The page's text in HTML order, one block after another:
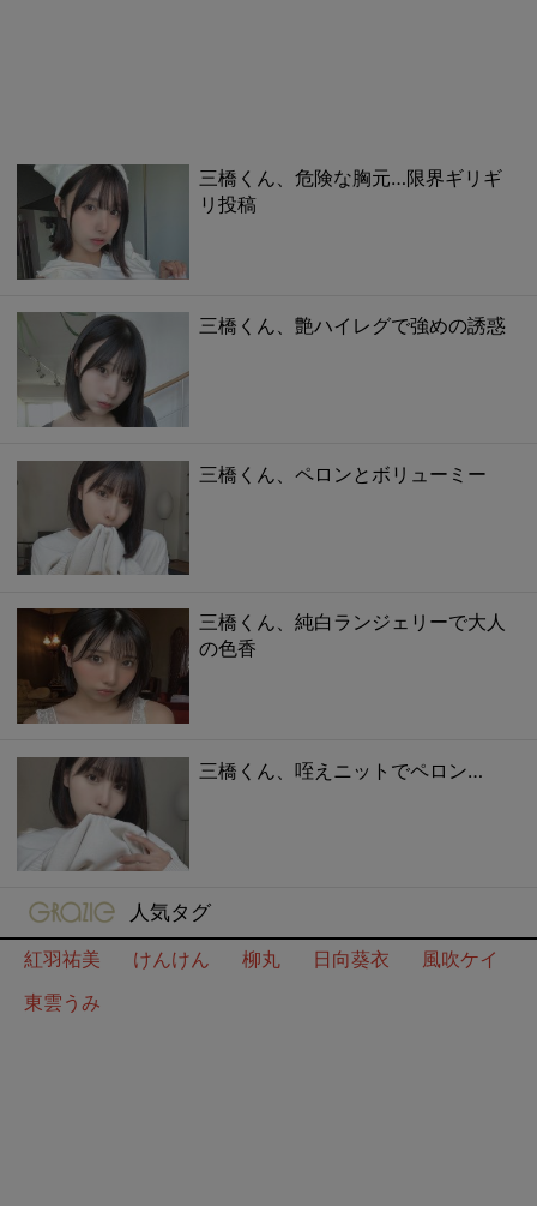
三橋くん、危険な胸元…限界ギリギ
リ投稿
三橋くん、艶ハイレグで強めの誘惑
三橋くん、ペロンとボリューミー
三橋くん、純白ランジェリーで大人
の色香
三橋くん、咥えニットでペロン…
gravure-grazie
人気タグ
紅羽祐美
けんけん 柳丸 日向葵衣
風吹ケイ
東雲うみ